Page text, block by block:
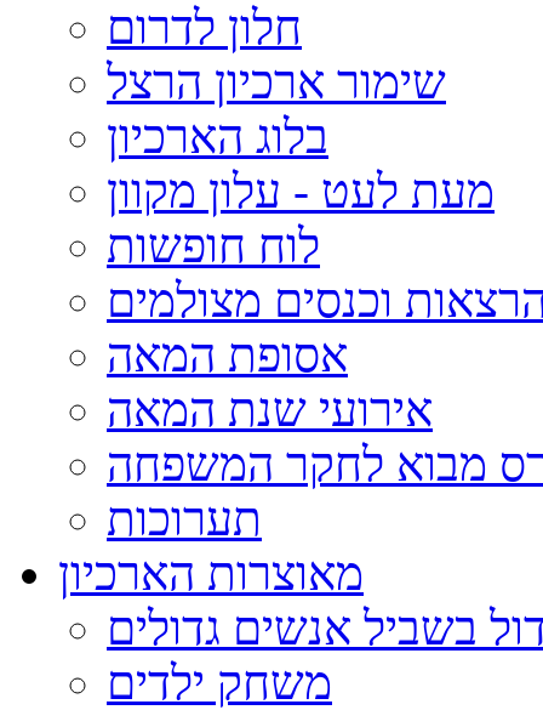
חלון לדרום
שימור ארכיון הרצל
בלוג הארכיון
מעת לעט - עלון מקוון
לוח חופשות
וכנסים מצולמים
אסופת המאה
אירועי שנת המאה
מבוא לחקר המשפחה
תערוכות
מאוצרות הארכיון
בשביל אנשים גדולים
משחק ילדים